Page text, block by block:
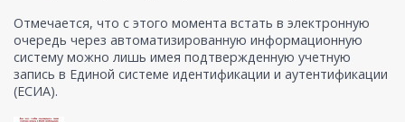
Отмечается, что с этого момента встать в электронную
очередь через автоматизированную информационную
систему можно лишь имея подтвержденную учетную
запись в Единой системе идентификации и аутентификации
(ЕСИА).